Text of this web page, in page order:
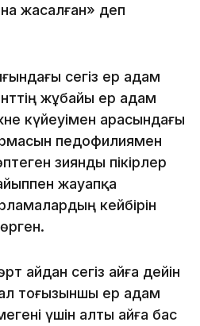
жасалған» деп
сегіз ер адам
жұбайы ер адам
күйеуімен арасындағы
педофилиямен
зиянды пікірлер
жауапқа
кейбірін
айдан сегіз айға дейін
тоғызыншы ер адам
үшін алты айға бас